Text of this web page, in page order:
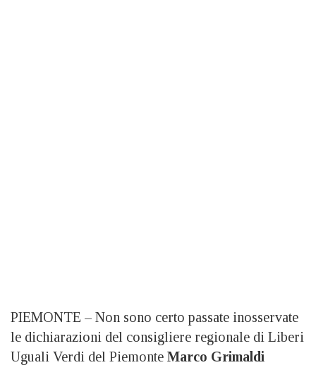
PIEMONTE – Non sono certo passate inosservate
le dichiarazioni del consigliere regionale di Liberi
Uguali Verdi del Piemonte Marco Grimaldi